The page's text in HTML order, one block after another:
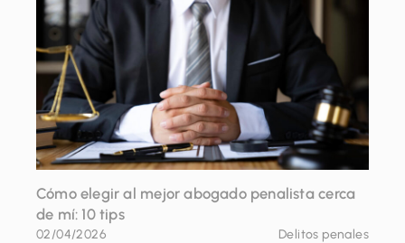
Cómo elegir al mejor abogado penalista cerca
de mí: 10 tips
02/04/2026 Delitos penales